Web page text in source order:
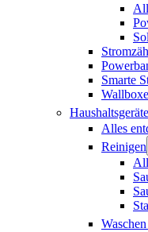
Smarte
Haushaltsgeräte
Alles
Reinigen